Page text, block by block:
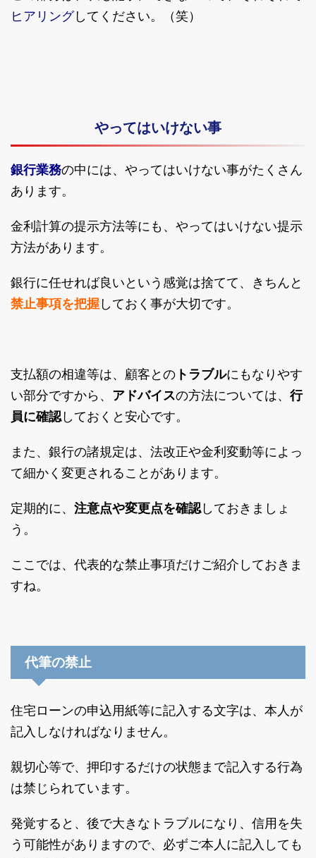
ヒアリングしてください。（笑）
やってはいけない事
銀行業務の中には、やってはいけない事がたくさん
あります。
金利計算の提示方法等にも、やってはいけない提示
方法があります。
銀行に任せれば良いという感覚は捨てて、きちんと
禁止事項を把握 しておく事が大切です。
支払額の相違等は、顧客との トラブルにもなりやす
い部分ですから、 アドバイスの方法については、 行
員に確認しておくと安心です。
また、銀行の諸規定は、法改正や金利変動等によっ
て細かく変更されることがあります。
定期的に、 注意点や変更点を確認しておきましょ
う。
ここでは、代表的な禁止事項だけご紹介しておきま
すね。
代筆の禁止
住宅ローンの申込用紙等に記入する文字は、本人が
記入しなければなりません。
親切心等で、押印するだけの状態まで記入する行為
は禁じられています。
発覚すると、後で大きなトラブルになり、信用を失
う可能性がありますので、必ずご本人に記入しても